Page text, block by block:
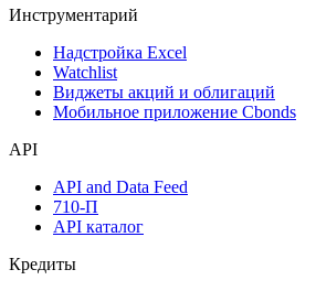
Денежный рынок
Календарь инвестора
Инструментарий
Надстройка Excel
Мобильное приложение Cbonds
API
API and Data Feed